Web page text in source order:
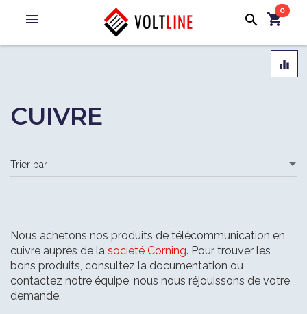
menu search
0
shopping_cart
equalizer
CUIVRE
Nous achetons nos produits de télécommunication en
cuivre auprès de la société Corning. Pour trouver les
bons produits, consultez la documentation ou
contactez notre équipe, nous nous réjouissons de votre
demande.